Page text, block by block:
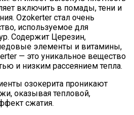
включить в помады, тени и
Ozokerter стал очень
используемое для
Содержит Церезин,
элементы и витамины,
— это уникальное вещество
и низким рассеянием тепла.
озокерита проникают
оказывая тепловой,
сжатия.